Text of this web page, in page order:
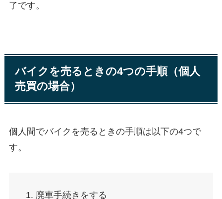
了です。
バイクを売るときの4つの手順（個人
売買の場合）
個人間でバイクを売るときの手順は以下の4つで
す。
廃車手続きをする